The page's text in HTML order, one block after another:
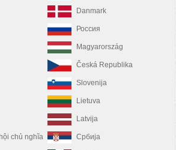
Danmark
Россия
Magyarország
Česká Republika
Slovenija
Lietuva
Latvija
chủ nghĩa
Србија